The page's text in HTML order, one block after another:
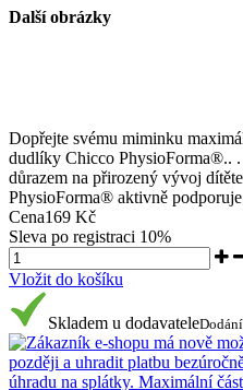
Další obrázky
Dopřejte svému miminku
dudlíky Chicco PhysioForma®..
důrazem na přirozený vývoj
PhysioForma® aktivně
Cena169 Kč
Sleva po registraci 10%
Vložit do košíku
Skladem u dodavatele